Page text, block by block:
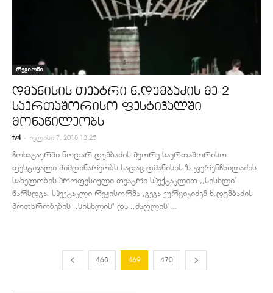
რეგიონი
დმანისის თეატრი ნ.დუმბაძის მე-2
საერთაშორისო ფესტივალში
მონაწილეობს
tv4 - ივლისი 7, 2018 13:25
ჩოხატაურში ნოდარ დუმბაძის მეორე საერთაშორისო
ფესტივალი მიმდინარეობს,სადაც დმანისის ზ.კვერენჩხილაძის
სახელობის პროფესიული თეატრი სპექტაკლით ,,სისხლი"
წარსდგა. სპექტაკლი რეჟისორმა ,გეგა ქურციკიძემ ნ.დუმბაძის
მოთხრობების ,,სისხლის" და ,,ძაღლის"...
468 469 470